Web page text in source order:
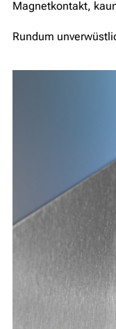
Magnetkontakt,
Rundum